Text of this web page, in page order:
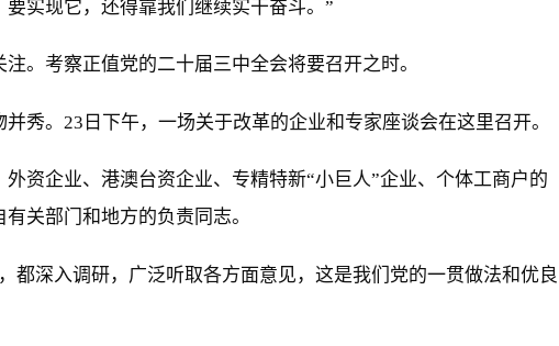
实现它，还得靠我们继续实干奋斗。”
。考察正值党的二十届三中全会将要召开之时。
秀。23日下午，一场关于改革的企业和专家座谈会在这里召开。
资企业、港澳台资企业、专精特新“小巨人”企业、个体工商户的
关部门和地方的负责同志。
都深入调研，广泛听取各方面意见，这是我们党的一贯做法和优良